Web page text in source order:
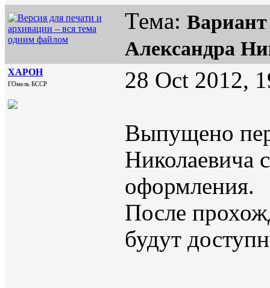
Тема:
Александра
XAPOH
ГОмель БССР 28 Oct 2012,
Выпущено
Николаевича
оформления.
После
будут